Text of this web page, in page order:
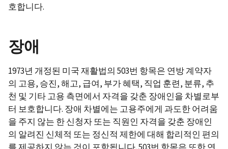
호합니다.
장애
1973년 개정된 미국 재활법의 503번 항목은 연방 계약자
의 고용, 승진, 해고, 급여, 부가 혜택, 직업 훈련, 분류, 추
천 및 기타 고용 측면에서 자격을 갖춘 장애인을 차별로부
터 보호합니다. 장애 차별에는 고용주에게 과도한 어려움
을 주지 않는 한 신청자 또는 직원인 자격을 갖춘 장애인
의 알려진 신체적 또는 정신적 제한에 대해 합리적인 편의